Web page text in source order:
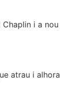
i a nou
atrau i alhora